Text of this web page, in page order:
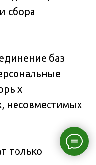
сбора
баз
несовместимых
только